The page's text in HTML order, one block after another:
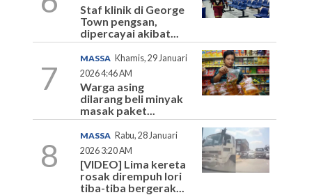
Staf klinik di George
Town pengsan,
dipercayai akibat...
7
MASSA Khamis, 29 Januari
2026 4:46 AM
Warga asing
dilarang beli minyak
masak paket...
8
MASSA Rabu, 28 Januari
2026 3:20 AM
[VIDEO] Lima kereta
rosak dirempuh lori
tiba-tiba bergerak...